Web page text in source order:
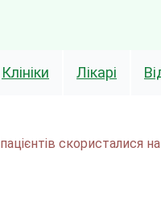
Клініки Лікарі
пацієнтів скористалися